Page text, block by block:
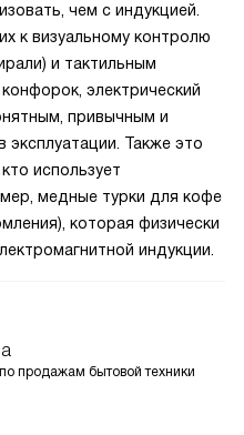
чем с индукцией.
к визуальному контролю
и тактильным
электрический
привычным и
Также это
использует
медные турки для кофе
которая физически
индукции.
продажам бытовой техники